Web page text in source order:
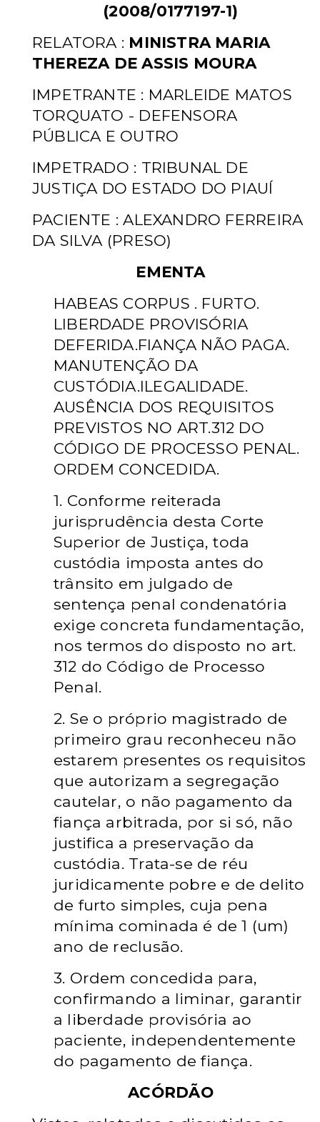
(2008/0177197-1)
RELATORA : MINISTRA MARIA
THEREZA DE ASSIS MOURA
IMPETRANTE : MARLEIDE MATOS
TORQUATO - DEFENSORA
PÚBLICA E OUTRO
IMPETRADO : TRIBUNAL DE
JUSTIÇA DO ESTADO DO PIAUÍ
PACIENTE : ALEXANDRO FERREIRA
DA SILVA (PRESO)
EMENTA
HABEAS CORPUS . FURTO.
LIBERDADE PROVISÓRIA
DEFERIDA.FIANÇA NÃO PAGA.
MANUTENÇÃO DA
CUSTÓDIA.ILEGALIDADE.
AUSÊNCIA DOS REQUISITOS
PREVISTOS NO ART.312 DO
CÓDIGO DE PROCESSO PENAL.
ORDEM CONCEDIDA.
1. Conforme reiterada
jurisprudência desta Corte
Superior de Justiça, toda
custódia imposta antes do
trânsito em julgado de
sentença penal condenatória
exige concreta fundamentação,
nos termos do disposto no art.
312 do Código de Processo
Penal.
2. Se o próprio magistrado de
primeiro grau reconheceu não
estarem presentes os requisitos
que autorizam a segregação
cautelar, o não pagamento da
fiança arbitrada, por si só, não
justifica a preservação da
custódia. Trata-se de réu
juridicamente pobre e de delito
de furto simples, cuja pena
mínima cominada é de 1 (um)
ano de reclusão.
3. Ordem concedida para,
confirmando a liminar, garantir
a liberdade provisória ao
paciente, independentemente
do pagamento de fiança.
ACÓRDÃO